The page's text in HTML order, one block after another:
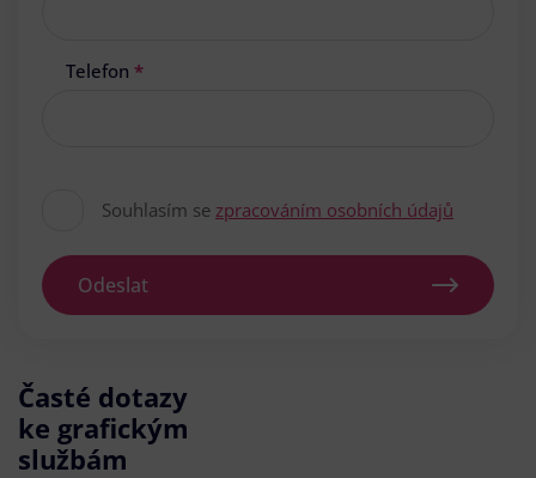
Telefon *
Souhlasím se zpracováním osobních údajů
Odeslat
Časté dotazy
ke grafickým
službám